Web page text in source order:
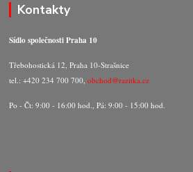
Kontakty
Sídlo společnosti Praha 10
Třebohostická 12, Praha 10-Strašnice
tel.: +420 234 700 700,obchod@razitka.cz
Po - Čt: 9:00 - 16:00 hod., Pá: 9:00 - 15:00 hod.